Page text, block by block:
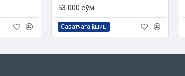
53 000 сўм
Саватчага қўшиш